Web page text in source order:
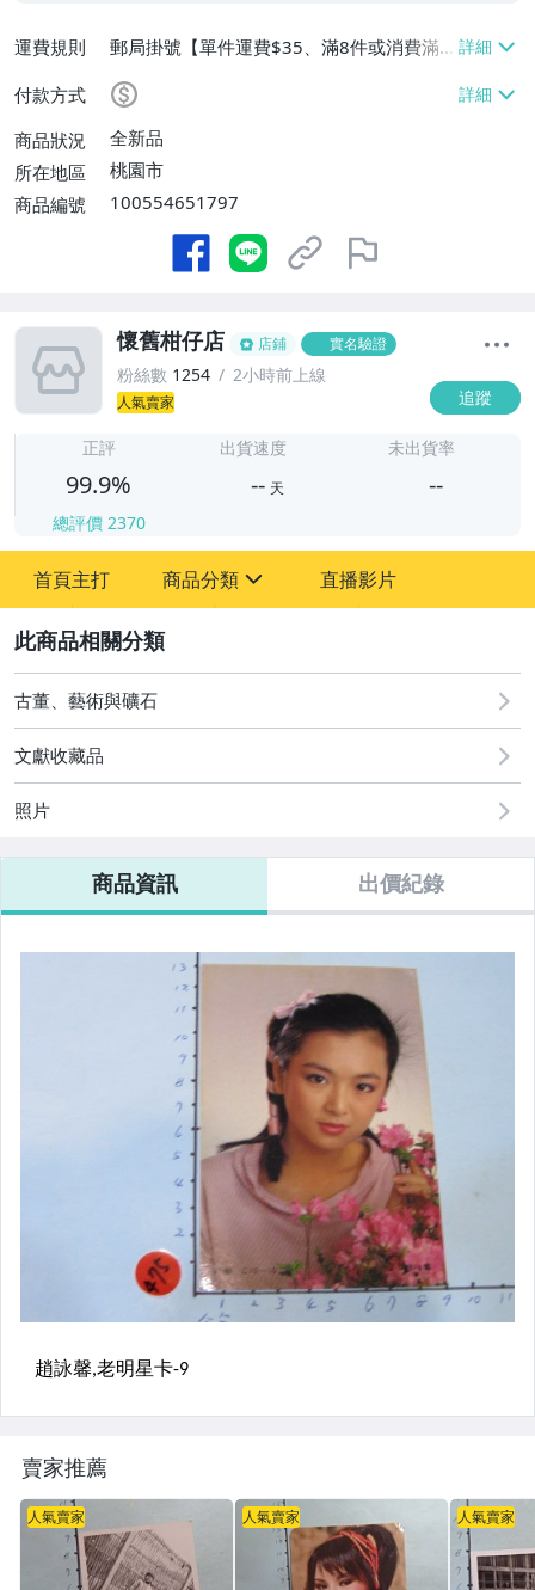
運費規則
郵局掛號【單件運費$35、滿8件或消費滿
$3500免運費】
付款方式
商品狀況
全新品
所在地區
桃園市
商品編號
100554651797
懷舊柑仔店 店鋪 實名驗證
粉絲數 1254 2小時前上線
人氣賣家 追蹤
正評
99.9%
總評價 2370
出貨速度
-- 天
未出貨率
--
首頁主打 商品分類
其它
直播影片
古董、藝術與礦石
文獻收藏品
照片
商品資訊 出價紀錄
賣家推薦
人氣賣家 人氣賣家 人氣賣家